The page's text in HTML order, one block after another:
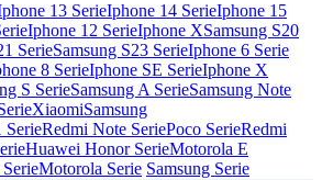
13 SerieIphone 14 SerieIphone 15
Iphone 12 SerieIphone XSamsung S20
SerieSamsung S23 SerieIphone 6 Serie
8 SerieIphone SE SerieIphone X
S SerieSamsung A SerieSamsung Note
XiaomiSamsung
SerieRedmi Note SeriePoco SerieRedmi
Huawei Honor SerieMotorola E
Motorola Serie Samsung Serie